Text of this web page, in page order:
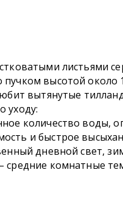
листьями
пучком высотой около
вытянутые
уходу:
количество воды,
и быстрое
дневной свет,
средние комнатные